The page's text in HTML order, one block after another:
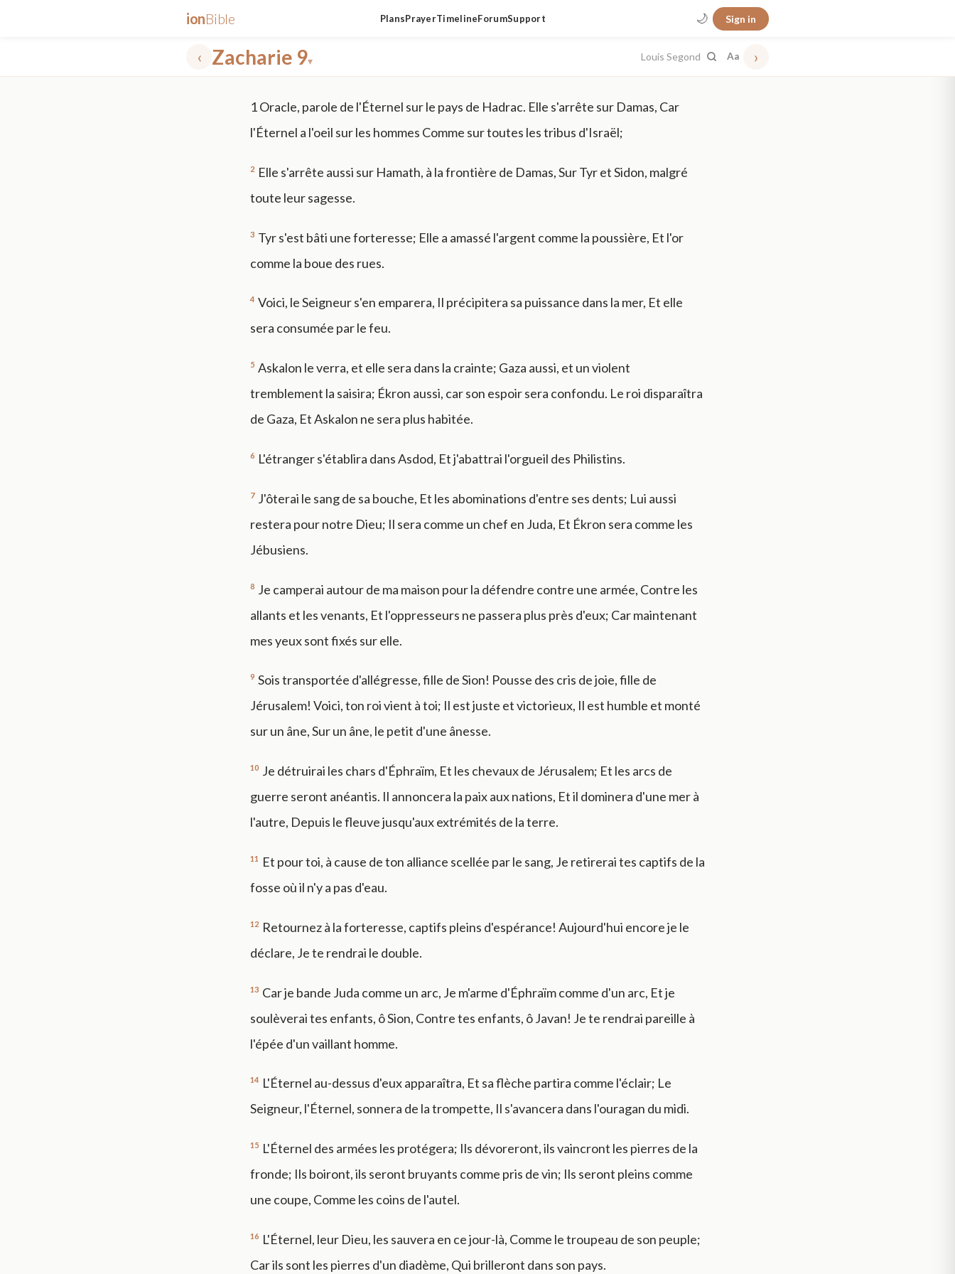
ionBible PlansPrayerTimelineForumSupport 🌙 Sign in
‹ Zacharie 9▾ Louis Segond Aa ›
1Oracle, parole de l'Éternel sur le pays de Hadrac. Elle s'arrête sur Damas, Car
l'Éternel a l'oeil sur les hommes Comme sur toutes les tribus d'Israël;
2 Elle s'arrête aussi sur Hamath, à la frontière de Damas, Sur Tyr et Sidon, malgré
toute leur sagesse.
3 Tyr s'est bâti une forteresse; Elle a amassé l'argent comme la poussière, Et l'or
comme la boue des rues.
4 Voici, le Seigneur s'en emparera, Il précipitera sa puissance dans la mer, Et elle
sera consumée par le feu.
5 Askalon le verra, et elle sera dans la crainte; Gaza aussi, et un violent
tremblement la saisira; Ékron aussi, car son espoir sera confondu. Le roi disparaîtra
de Gaza, Et Askalon ne sera plus habitée.
6 L'étranger s'établira dans Asdod, Et j'abattrai l'orgueil des Philistins.
7 J'ôterai le sang de sa bouche, Et les abominations d'entre ses dents; Lui aussi
restera pour notre Dieu; Il sera comme un chef en Juda, Et Ékron sera comme les
Jébusiens.
8 Je camperai autour de ma maison pour la défendre contre une armée, Contre les
allants et les venants, Et l'oppresseurs ne passera plus près d'eux; Car maintenant
mes yeux sont fixés sur elle.
9 Sois transportée d'allégresse, fille de Sion! Pousse des cris de joie, fille de
Jérusalem! Voici, ton roi vient à toi; Il est juste et victorieux, Il est humble et monté
sur un âne, Sur un âne, le petit d'une ânesse.
10 Je détruirai les chars d'Éphraïm, Et les chevaux de Jérusalem; Et les arcs de
guerre seront anéantis. Il annoncera la paix aux nations, Et il dominera d'une mer à
l'autre, Depuis le fleuve jusqu'aux extrémités de la terre.
11
Et pour toi, à cause de ton alliance scellée par le sang, Je retirerai tes captifs de la
fosse où il n'y a pas d'eau.
12 Retournez à la forteresse, captifs pleins d'espérance! Aujourd'hui encore je le
déclare, Je te rendrai le double.
13 Car je bande Juda comme un arc, Je m'arme d'Éphraïm comme d'un arc, Et je
soulèverai tes enfants, ô Sion, Contre tes enfants, ô Javan! Je te rendrai pareille à
l'épée d'un vaillant homme.
14 L'Éternel au-dessus d'eux apparaîtra, Et sa flèche partira comme l'éclair; Le
Seigneur, l'Éternel, sonnera de la trompette, Il s'avancera dans l'ouragan du midi.
15 L'Éternel des armées les protégera; Ils dévoreront, ils vaincront les pierres de la
fronde; Ils boiront, ils seront bruyants comme pris de vin; Ils seront pleins comme
une coupe, Comme les coins de l'autel.
16 L'Éternel, leur Dieu, les sauvera en ce jour-là, Comme le troupeau de son peuple;
Car ils sont les pierres d'un diadème, Qui brilleront dans son pays.